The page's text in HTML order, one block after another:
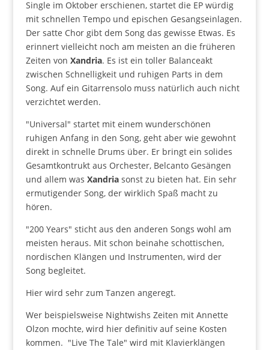
Single im Oktober erschienen, startet die EP würdig
mit schnellen Tempo und epischen Gesangseinlagen.
Der satte Chor gibt dem Song das gewisse Etwas. Es
erinnert vielleicht noch am meisten an die früheren
Zeiten von Xandria. Es ist ein toller Balanceakt
zwischen Schnelligkeit und ruhigen Parts in dem
Song. Auf ein Gitarrensolo muss natürlich auch nicht
verzichtet werden.
"Universal" startet mit einem wunderschönen
ruhigen Anfang in den Song, geht aber wie gewohnt
direkt in schnelle Drums über. Er bringt ein solides
Gesamtkontrukt aus Orchester, Belcanto Gesängen
und allem was Xandriasonst zu bieten hat. Ein sehr
ermutigender Song, der wirklich Spaß macht zu
hören.
"200 Years" sticht aus den anderen Songs wohl am
meisten heraus. Mit schon beinahe schottischen,
nordischen Klängen und Instrumenten, wird der
Song begleitet.
Hier wird sehr zum Tanzen angeregt.
Wer beispielsweise Nightwishs Zeiten mit Annette
Olzon mochte, wird hier definitiv auf seine Kosten
kommen. "Live The Tale" wird mit Klavierklängen